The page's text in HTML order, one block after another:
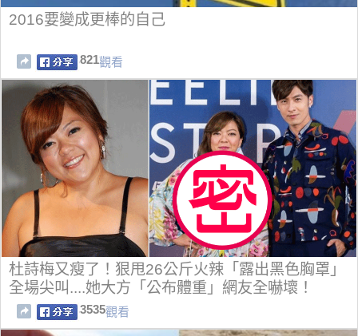
2016要變成更棒的自己
821觀看
杜詩梅又瘦了！狠甩26公斤火辣「露出黑色胸罩」
全場尖叫....她大方「公布體重」網友全嚇壞！
3535觀看